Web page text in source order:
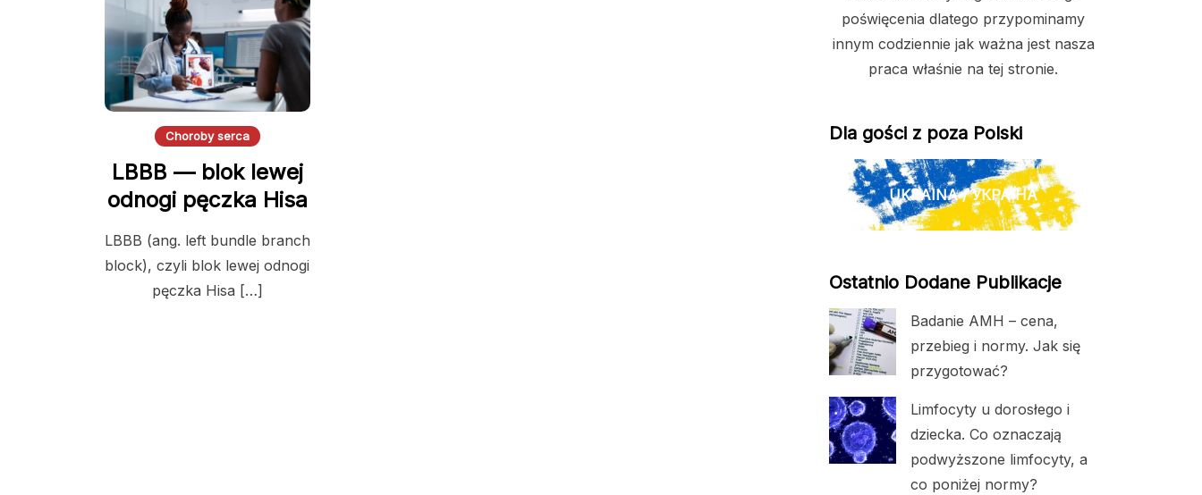
Choroby serca
LBBB — blok lewej
odnogi pęczka Hisa
LBBB (ang. left bundle branch
block), czyli blok lewej odnogi
pęczka Hisa […]
poświęcenia dlatego przypominamy
innym codziennie jak ważna jest nasza
praca właśnie na tej stronie.
Dla gości z poza Polski
UKRAINA / УКРАЇНА
Ostatnio Dodane Publikacje
Badanie AMH – cena,
przebieg i normy. Jak się
przygotować?
Limfocyty u dorosłego i
dziecka. Co oznaczają
podwyższone limfocyty, a
co poniżej normy?